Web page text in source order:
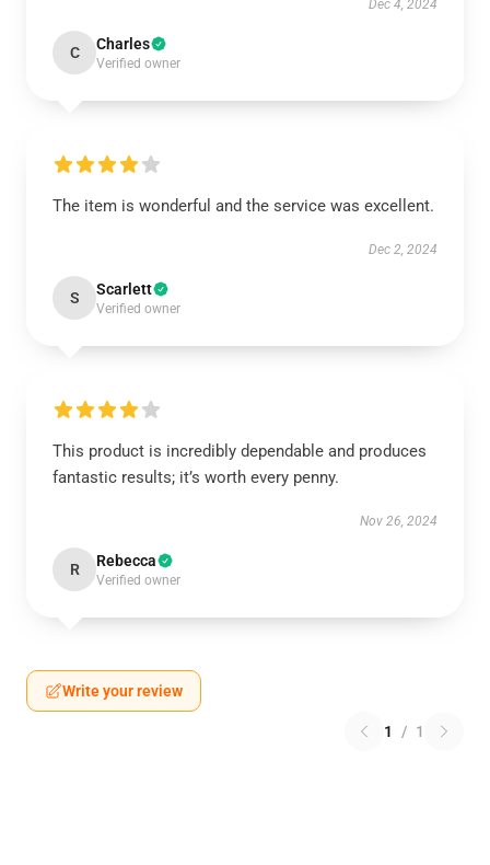
Dec 4, 2024
C Charles
Verified owner
The item is wonderful and the service was excellent.
Dec 2, 2024
S Scarlett
Verified owner
This product is incredibly dependable and produces
fantastic results; it’s worth every penny.
Nov 26, 2024
R Rebecca
Verified owner
Write your review
1 / 1